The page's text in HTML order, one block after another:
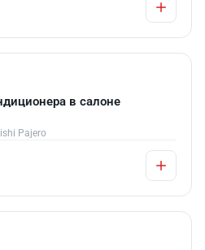
в салоне
Pajero